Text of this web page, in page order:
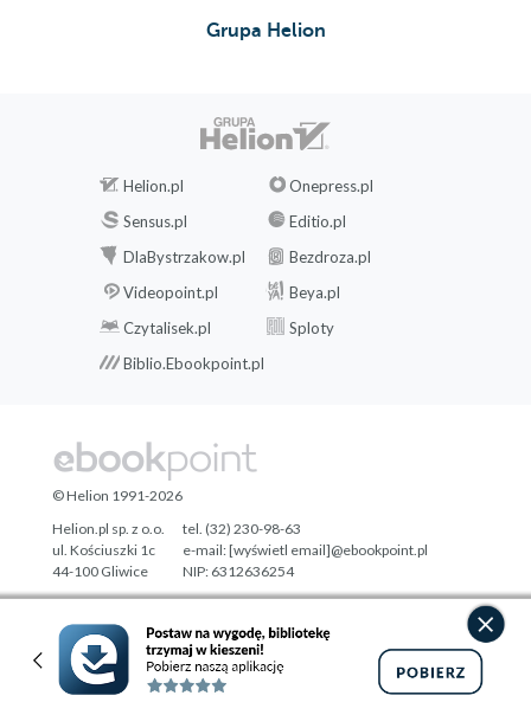
Grupa Helion
Helion.pl
Onepress.pl
Sensus.pl
Editio.pl
DlaBystrzakow.pl
Bezdroza.pl
Videopoint.pl
Beya.pl
Czytalisek.pl
Sploty
Biblio.Ebookpoint.pl
Designed with ♥ byTonik.pl
© Helion 1991-2026
Helion.pl sp. z o.o.
ul. Kościuszki 1c
44-100 Gliwice
tel. (32) 230-98-63
e-mail:[wyświetl email]@ebookpoint.pl
NIP: 6312636254
Regon: 241989027
Pełna wersja strony »